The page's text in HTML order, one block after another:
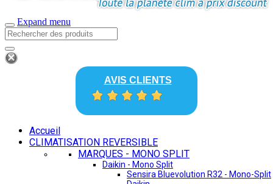
Expand menu
AVIS CLIENTS
Accueil
CLIMATISATION REVERSIBLE
MARQUES - MONO SPLIT
Daikin - Mono Split
Sensira Bluevolution R32 - Mono-Split